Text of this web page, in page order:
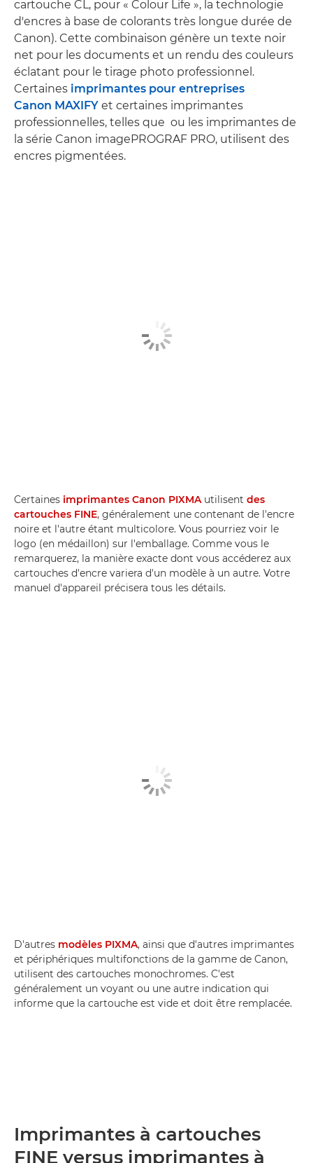
cartouche CL, pour « Colour Life », la technologie
d'encres à base de colorants très longue durée de
Canon). Cette combinaison génère un texte noir
net pour les documents et un rendu des couleurs
éclatant pour le tirage photo professionnel.
Certaines imprimantes pour entreprises
Canon MAXIFY et certaines imprimantes
professionnelles, telles que ou les imprimantes de
la série Canon imagePROGRAF PRO, utilisent des
encres pigmentées.
Certaines imprimantes Canon PIXMAutilisent des
cartouches FINE, généralement une contenant de l'encre
noire et l'autre étant multicolore. Vous pourriez voir le
logo (en médaillon) sur l'emballage. Comme vous le
remarquerez, la manière exacte dont vous accéderez aux
cartouches d'encre variera d'un modèle à un autre. Votre
manuel d'appareil précisera tous les détails.
D'autres modèles PIXMA, ainsi que d'autres imprimantes
et périphériques multifonctions de la gamme de Canon,
utilisent des cartouches monochromes. C'est
généralement un voyant ou une autre indication qui
informe que la cartouche est vide et doit être remplacée.
Imprimantes à cartouches
FINE versus imprimantes à